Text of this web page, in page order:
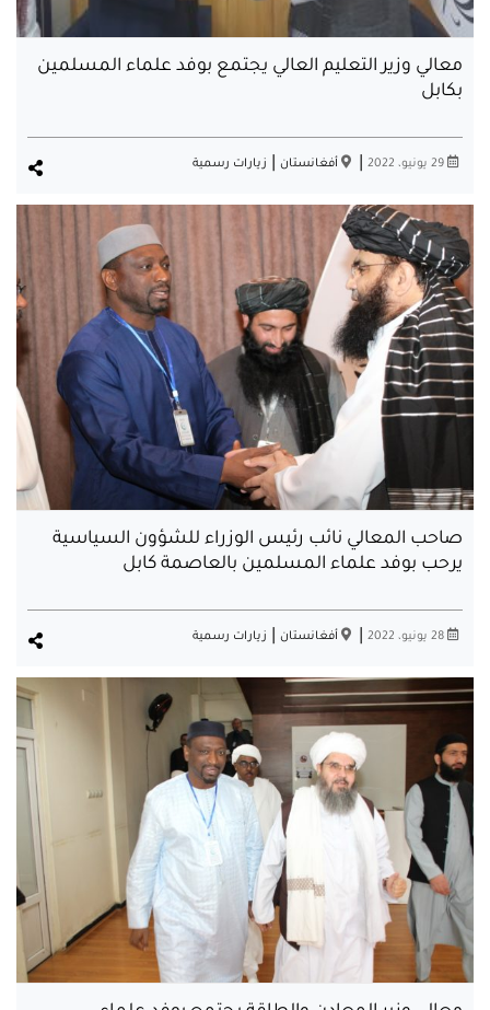
معالي وزير التعليم العالي يجتمع بوفد علماء المسلمين
بكابل
29 يونيو، 2022 | أفغانستان| زيارات رسمية
صاحب المعالي نائب رئيس الوزراء للشؤون السياسية
يرحب بوفد علماء المسلمين بالعاصمة كابل
28 يونيو، 2022 | أفغانستان| زيارات رسمية